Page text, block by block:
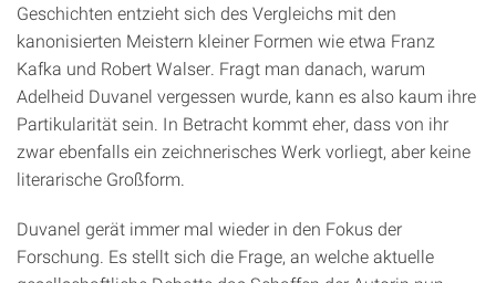
Geschichten entzieht sich des Vergleichs mit den
kanonisierten Meistern kleiner Formen wie etwa Franz
Kafka und Robert Walser. Fragt man danach, warum
Adelheid Duvanel vergessen wurde, kann es also kaum ihre
Partikularität sein. In Betracht kommt eher, dass von ihr
zwar ebenfalls ein zeichnerisches Werk vorliegt, aber keine
literarische Großform.
Duvanel gerät immer mal wieder in den Fokus der
Forschung. Es stellt sich die Frage, an welche aktuelle